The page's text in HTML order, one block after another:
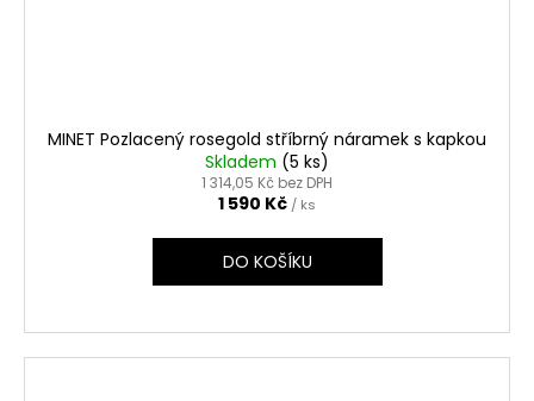
MINET Pozlacený rosegold stříbrný náramek s kapkou
Skladem (5 ks)
1 314,05 Kč bez DPH
1 590 Kč / ks
DO KOŠÍKU